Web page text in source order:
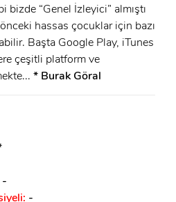
bizde “Genel İzleyici” almıştı
hassas çocuklar için bazı
Başta Google Play, iTunes
çeşitli platform ve
* Burak Göral
-
-